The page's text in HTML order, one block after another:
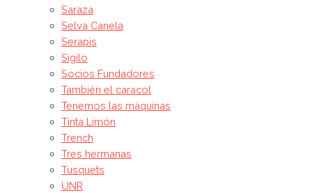
Saraza
Selva Canela
Serapis
Sigilo
Socios Fundadores
También el caracol
Tenemos las máquinas
Tinta Limón
Trench
Tres hermanas
Tusquets
UNR